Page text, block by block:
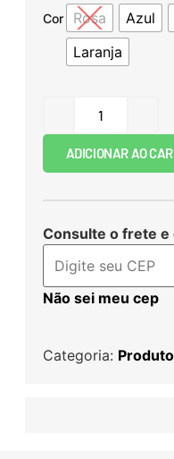
Cor
Rosa
Azul
Laranja
ADICIONAR AO
Consulte o frete e
Não sei meu cep
Categoria: